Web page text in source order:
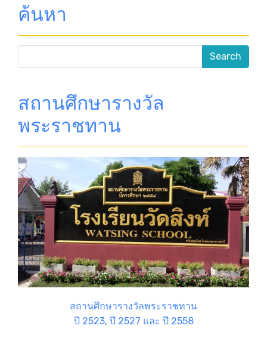
ค้นหา
สถานศึกษารางวัล
พระราชทาน
สถานศึกษารางวัลพระราชทาน
ปี 2523, ปี 2527 และ ปี 2558